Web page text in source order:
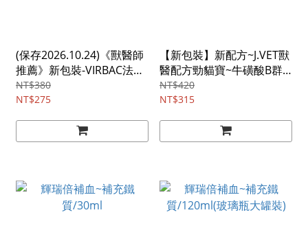
(保存2026.10.24)《獸醫師
推薦》新包裝-VIRBAC法國
維克．克補營養軟
膏/120.5g
NT$380
NT$275
【新包裝】新配方~J.VET獸
醫配方勁貓寶~牛磺酸B群
+離胺酸，醫藥級製程、適
口性佳/90克
NT$420
NT$315